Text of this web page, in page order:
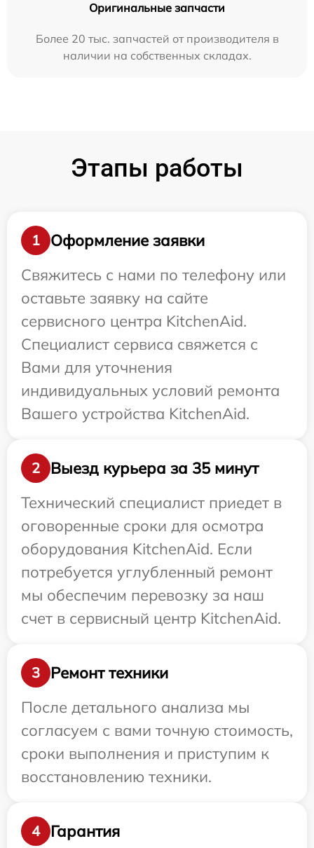
Оригинальные запчасти
Более 20 тыс. запчастей от производителя в
наличии на собственных складах.
Этапы работы
1
Оформление заявки
Свяжитесь с нами по телефону или
оставьте заявку на сайте
сервисного центра KitchenAid.
Специалист сервиса свяжется с
Вами для уточнения
индивидуальных условий ремонта
Вашего устройства KitchenAid.
2
Выезд курьера за 35 минут
Технический специалист приедет в
оговоренные сроки для осмотра
оборудования KitchenAid. Если
потребуется углубленный ремонт
мы обеспечим перевозку за наш
счет в сервисный центр KitchenAid.
3
Ремонт техники
После детального анализа мы
согласуем с вами точную стоимость,
сроки выполнения и приступим к
восстановлению техники.
4 Гарантия